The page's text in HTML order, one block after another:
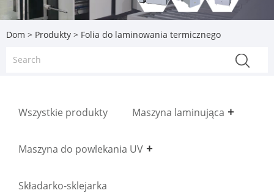
Dom > Produkty > Folia do laminowania termicznego
Wszystkie produkty Maszyna laminująca
Maszyna do powlekania UV
Składarko-sklejarka